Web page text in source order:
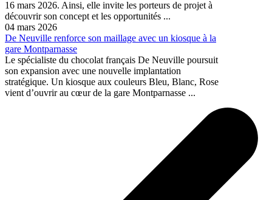
16 mars 2026. Ainsi, elle invite les porteurs de projet à
découvrir son concept et les opportunités ...
04 mars 2026
De Neuville renforce son maillage avec un kiosque à la
gare Montparnasse
Le spécialiste du chocolat français De Neuville poursuit
son expansion avec une nouvelle implantation
stratégique. Un kiosque aux couleurs Bleu, Blanc, Rose
vient d’ouvrir au cœur de la gare Montparnasse ...